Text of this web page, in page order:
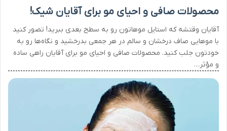
محصولات صافی و احیای مو برای آقایان شیک!
آقایان وقتشه که استایل موهاتون رو به سطح بعدی ببرید! تصور کنید
با موهایی صاف درخشان و سالم در هر جمعی بدرخشید و نگاه‌ها رو به
خودتون جلب کنید. محصولات صافی و احیای مو برای آقایان راهی ساده
و مؤثر…